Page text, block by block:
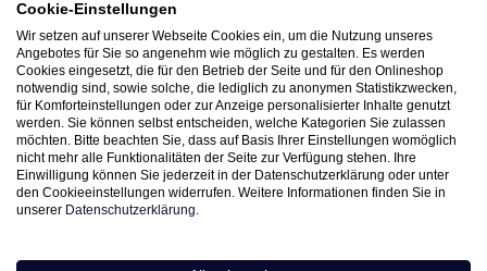
Vertrag widerrufen
Zahlungsarten
Wir versenden mit
Cookie-Einstellungen
Wir setzen auf unserer Webseite Cookies ein, um die Nutzung unseres
Angebotes für Sie so angenehm wie möglich zu gestalten. Es werden
Cookies eingesetzt, die für den Betrieb der Seite und für den Onlineshop
notwendig sind, sowie solche, die lediglich zu anonymen Statistikzwecken,
für Komforteinstellungen oder zur Anzeige personalisierter Inhalte genutzt
werden. Sie können selbst entscheiden, welche Kategorien Sie zulassen
möchten. Bitte beachten Sie, dass auf Basis Ihrer Einstellungen womöglich
nicht mehr alle Funktionalitäten der Seite zur Verfügung stehen. Ihre
Einwilligung können Sie jederzeit in der Datenschutzerklärung oder unter
den Cookieeinstellungen widerrufen. Weitere Informationen finden Sie in
unserer Datenschutzerklärung.